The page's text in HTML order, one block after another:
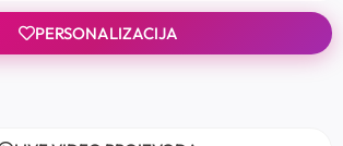
PERSONALIZACIJA